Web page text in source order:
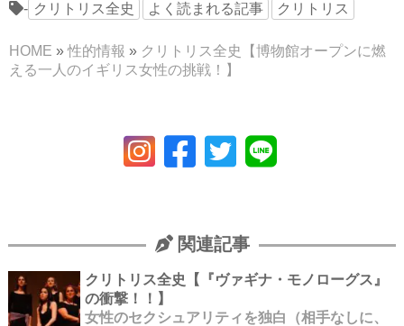
- クリトリス全史 よく読まれる記事 クリトリス
HOME » 性的情報 » クリトリス全史【博物館オープンに燃
える一人のイギリス女性の挑戦！】
関連記事
クリトリス全史【『ヴァギナ・モノローグス』
の衝撃！！】
女性のセクシュアリティを独白（相手なしに、